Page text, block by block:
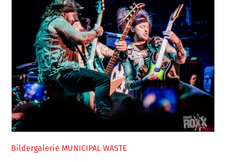
Bildergalerie MUNICIPAL WASTE